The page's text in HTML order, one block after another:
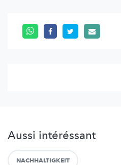
Aussi intéréssant
NACHHALTIGKEIT